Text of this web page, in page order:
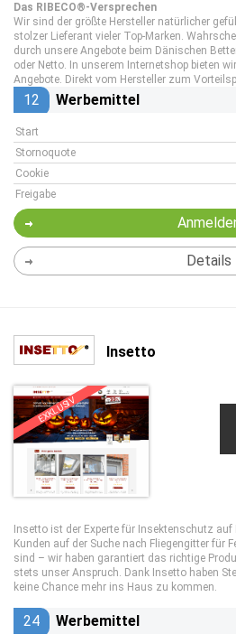
Das RIBECO®-Versprechen
Wir sind der größte Hersteller natürlicher
stolzer Lieferant vieler Top-Marken.
durch unsere Angebote beim Dänischen
oder Netto. In unserem Internetshop bieten
Angebote. Direkt vom Hersteller zum
12 Werbemittel
Start
Stornoquote
Cookie
Freigabe
Details
Insetto
EXKLUSIV
Insetto ist der Experte für Insektenschutz
Kunden auf der Suche nach Fliegengitter für
sind – wir haben garantiert das richtige
stets unser Anspruch. Dank Insetto haben
keine Chance mehr ins Haus zu kommen.
24 Werbemittel